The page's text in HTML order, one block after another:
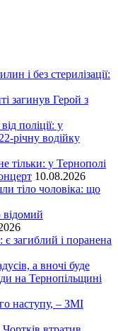
і без стерилізації:
загинув Герой з
поліції: у
річну водійку
тільки: у Тернополі
10.08.2026
тіло чоловіка: що
відомий
загиблий і поранена
а вночі буде
на Тернопільщині
наступу, – ЗМІ